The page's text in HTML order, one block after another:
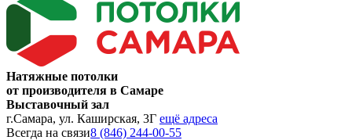
Натяжные потолки
от производителя в Самаре
Выставочный зал
г.Самара, ул. Каширская, 3Г ещё адреса
Всегда на связи8 (846) 244-00-55